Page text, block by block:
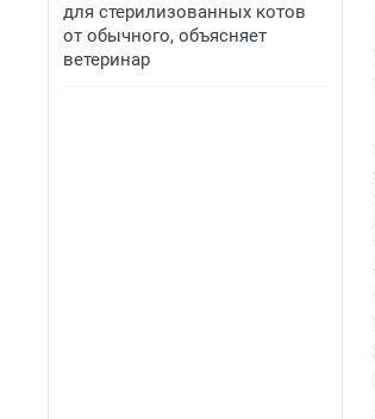
для стерилизованных котов
от обычного, объясняет
ветеринар